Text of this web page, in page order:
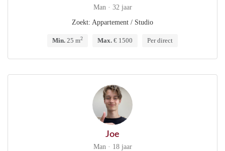
Man · 32 jaar
Zoekt: Appartement / Studio
Min. 25 m2 Max. € 1500 Per direct
Joe
Man · 18 jaar